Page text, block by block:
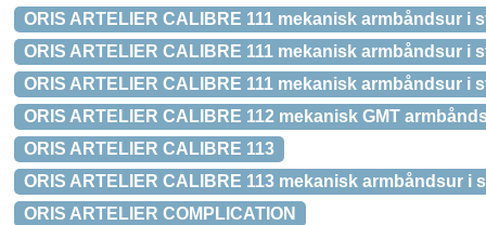
ORIS ARTELIER CALIBRE 111 mekanisk armbåndsur i
ORIS ARTELIER CALIBRE 111 mekanisk armbåndsur
ORIS ARTELIER CALIBRE 111 mekanisk armbåndsur
ORIS ARTELIER CALIBRE 112 mekanisk GMT
ORIS ARTELIER CALIBRE 113
ORIS ARTELIER CALIBRE 113 mekanisk armbåndsur
ORIS ARTELIER COMPLICATION